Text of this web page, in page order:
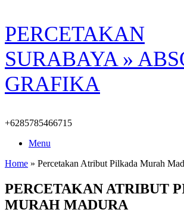
Skip
to
content
PERCETAKAN
SURABAYA »
GRAFIKA
+6285785466715
Menu
Home » Percetakan Atribut Pilkada Murah
PERCETAKAN ATRIBUT
MURAH MADURA